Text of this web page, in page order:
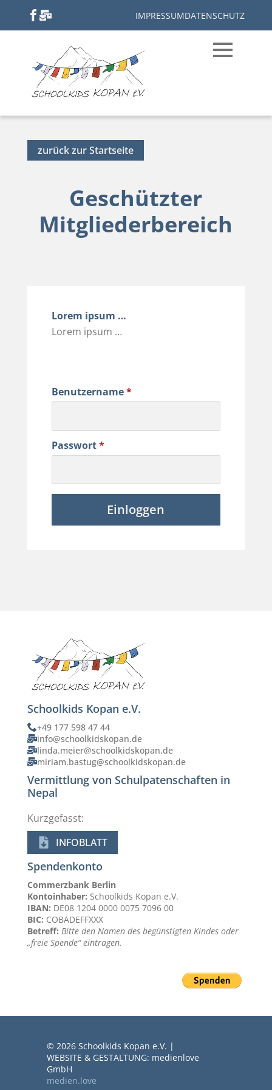
IMPRESSUMDATENSCHUTZ
zurück zur Startseite
Geschützter
Mitgliederbereich
Lorem ipsum …
Lorem ipsum …
Benutzername*
Passwort*
Einloggen
Schoolkids Kopan e.V.
+49 177 598 47 44
info@schoolkidskopan.de
linda.meier@schoolkidskopan.de
miriam.bastug@schoolkidskopan.de
Vermittlung von Schulpatenschaften in
Nepal
Kurzgefasst:
INFOBLATT
Spendenkonto
Commerzbank Berlin
Kontoinhaber: Schoolkids Kopan e.V.
IBAN: DE08 1204 0000 0075 7096 00
BIC: COBADEFFXXX
Betreff: Bitte den Namen des begünstigten Kindes oder
„freie Spende“ eintragen.
© 2026 Schoolkids Kopan e.V. |
WEBSITE & GESTALTUNG: medienlove
GmbH
medien.love